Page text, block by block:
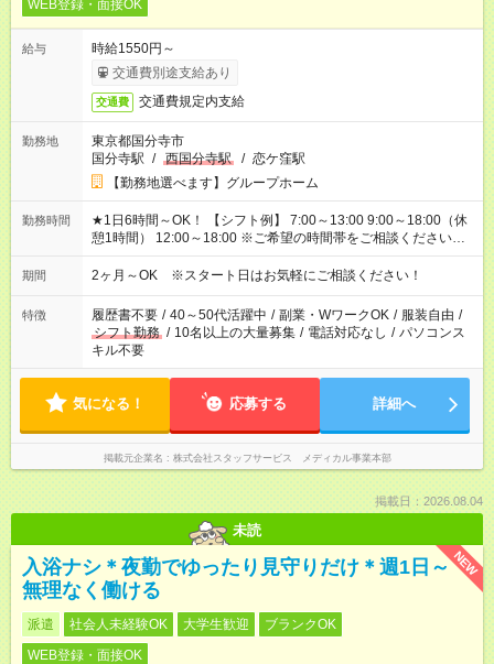
WEB登録・面接OK
給与
時給1550円～
交通費別途支給あり
交通費 交通費規定内支給
勤務地
東京都国分寺市
国分寺駅 / 西国分寺駅 / 恋ケ窪駅
【勤務地選べます】グループホーム
勤務時間
★1日6時間～OK！ 【シフト例】 7:00～13:00 9:00～18:00（休
憩1時間） 12:00～18:00 ※ご希望の時間帯をご相談ください。
※日勤、夜勤のみ、変則的な勤務等も相談OK！
期間 2ヶ月～OK ※スタート日はお気軽にご相談ください！
特徴 履歴書不要 / 40～50代活躍中 / 副業・WワークOK / 服装自由 /
シフト勤務 / 10名以上の大量募集 / 電話対応なし / パソコンス
キル不要
気になる！ 応募する 詳細へ
掲載元企業名 株式会社スタッフサービス メディカル事業本部
掲載日：2026.08.04
未読
NEW
入浴ナシ＊夜勤でゆったり見守りだけ＊週1日～
無理なく働ける
派遣 社会人未経験OK 大学生歓迎
ブランクOK
WEB登録・面接OK